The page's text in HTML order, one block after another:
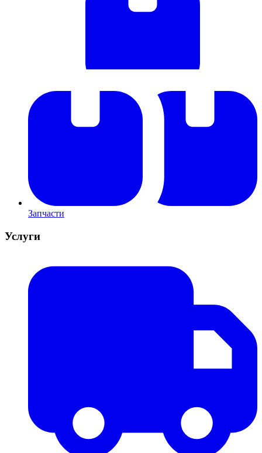
Запчасти
Услуги